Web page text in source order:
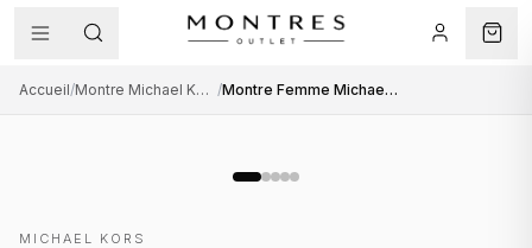
Accueil/ Montre Michael Kors femme / Montre Femme Michael Kors Lexington MK4946 or rose bracelet maillons acier
MICHAEL KORS